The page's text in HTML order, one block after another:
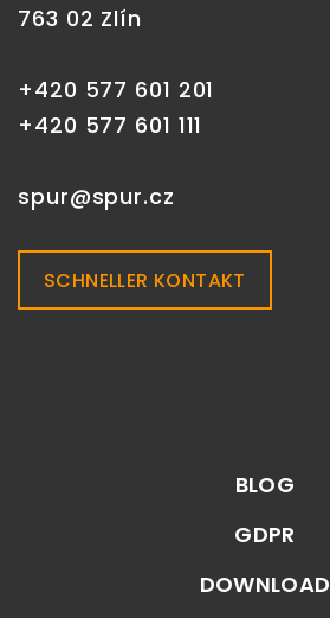
763 02 Zlín
+420 577 601 201
+420 577 601 111
spur@spur.cz
SCHNELLER KONTAKT
BLOG
GDPR
DOWNLOAD